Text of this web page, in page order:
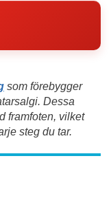
som förebygger
Dessa
framfoten, vilket
steg du tar.